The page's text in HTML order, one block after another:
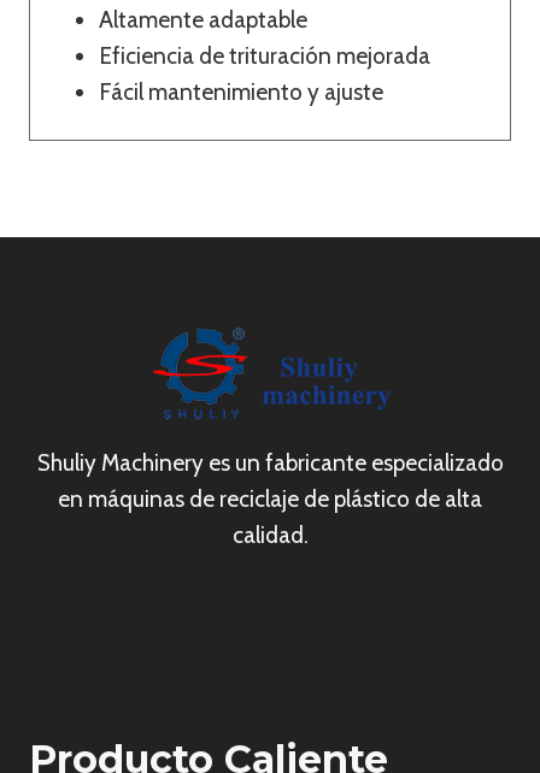
Altamente adaptable
Eficiencia de trituración mejorada
Fácil mantenimiento y ajuste
Shuliy Machinery es un fabricante especializado
en máquinas de reciclaje de plástico de alta
calidad.
Producto Caliente